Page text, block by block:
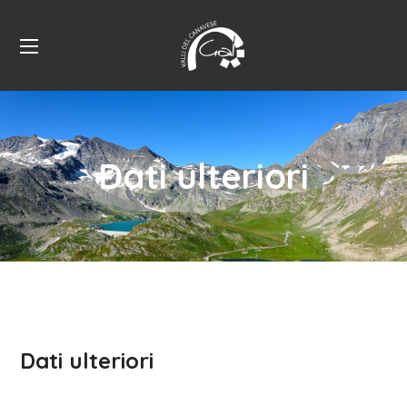
Dati ulteriori
Dati ulteriori